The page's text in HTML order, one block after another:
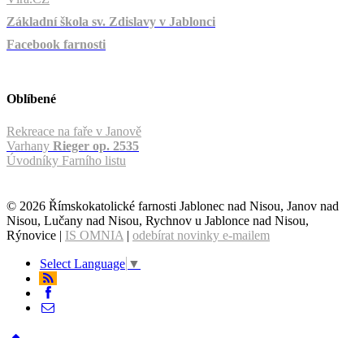
Základní škola sv. Zdislavy v Jablonci
Facebook farnosti
Oblíbené
Rekreace na faře v Janově
Varhany Rieger op. 2535
Úvodníky Farního listu
© 2026 Římskokatolické farnosti Jablonec nad Nisou, Janov nad
Nisou, Lučany nad Nisou, Rychnov u Jablonce nad Nisou,
Rýnovice | IS OMNIA | odebírat novinky e-mailem
Select Language ▼